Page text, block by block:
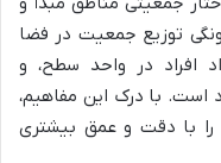
توزیع جمعیت در فضا
افراد در واحد سطح، و
است. با درک این مفاهیم،
را با دقت و عمق بیشتری